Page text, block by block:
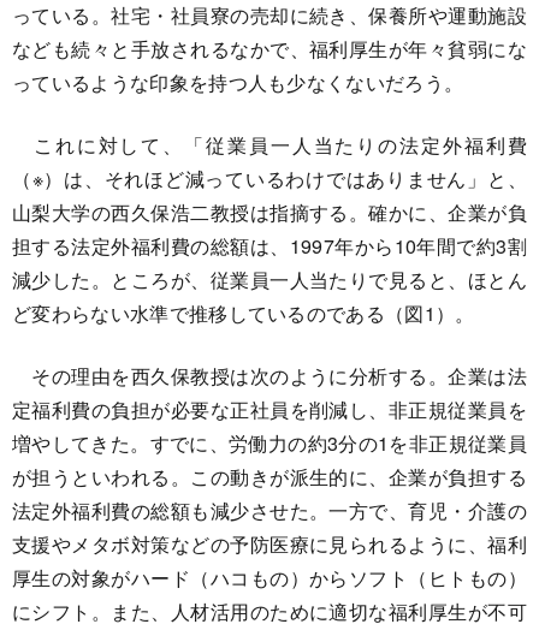
っている。社宅・社員寮の売却に続き、保養所や運動施設
なども続々と手放されるなかで、福利厚生が年々貧弱にな
っているような印象を持つ人も少なくないだろう。
これに対して、「従業員一人当たりの法定外福利費
（※）は、それほど減っているわけではありません」と、
山梨大学の西久保浩二教授は指摘する。確かに、企業が負
担する法定外福利費の総額は、1997年から10年間で約3割
減少した。ところが、従業員一人当たりで見ると、ほとん
ど変わらない水準で推移しているのである（図1）。
その理由を西久保教授は次のように分析する。企業は法
定福利費の負担が必要な正社員を削減し、非正規従業員を
増やしてきた。すでに、労働力の約3分の1を非正規従業員
が担うといわれる。この動きが派生的に、企業が負担する
法定外福利費の総額も減少させた。一方で、育児・介護の
支援やメタボ対策などの予防医療に見られるように、福利
厚生の対象がハード（ハコもの）からソフト（ヒトもの）
にシフト。また、人材活用のために適切な福利厚生が不可